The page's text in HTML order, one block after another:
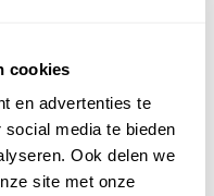
cookies
en advertenties te
media te bieden
Ook delen we
site met onze
bestaat uit een roterende
Ga ook voor